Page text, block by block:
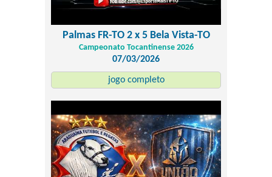
Palmas FR-TO 2 x 5 Bela Vista-TO
Campeonato Tocantinense 2026
07/03/2026
jogo completo